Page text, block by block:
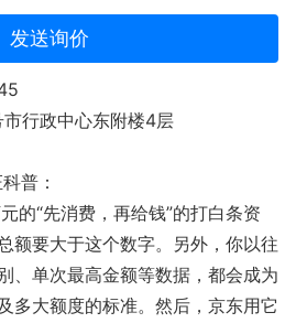
发送询价
行政中心东附楼4层
普：
的“先消费，再给钱”的打白条资
额要大于这个数字。另外，你以往
、单次最高金额等数据，都会成为
多大额度的标准。然后，京东用它